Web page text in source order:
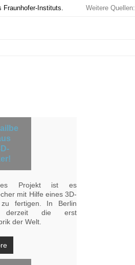
Fraunhofer-Instituts. Weitere Quellen:
Projekt ist es
mit Hilfe eines 3D-
zu fertigen. In Berlin
derzeit die erst
der Welt.